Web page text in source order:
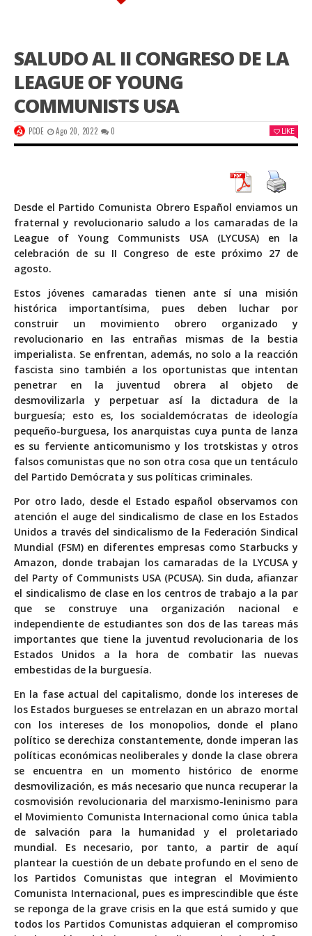
SALUDO AL II CONGRESO DE LA
LEAGUE OF YOUNG
COMMUNISTS USA
PCOE Ago 20, 2022 0 LIKE
Desde el Partido Comunista Obrero Español enviamos un
fraternal y revolucionario saludo a los camaradas de la
League of Young Communists USA (LYCUSA) en la
celebración de su II Congreso de este próximo 27 de
agosto.
Estos jóvenes camaradas tienen ante sí una misión
histórica importantísima, pues deben luchar por
construir un movimiento obrero organizado y
revolucionario en las entrañas mismas de la bestia
imperialista. Se enfrentan, además, no solo a la reacción
fascista sino también a los oportunistas que intentan
penetrar en la juventud obrera al objeto de
desmovilizarla y perpetuar así la dictadura de la
burguesía; esto es, los socialdemócratas de ideología
pequeño-burguesa, los anarquistas cuya punta de lanza
es su ferviente anticomunismo y los trotskistas y otros
falsos comunistas que no son otra cosa que un tentáculo
del Partido Demócrata y sus políticas criminales.
Por otro lado, desde el Estado español observamos con
atención el auge del sindicalismo de clase en los Estados
Unidos a través del sindicalismo de la Federación Sindical
Mundial (FSM) en diferentes empresas como Starbucks y
Amazon, donde trabajan los camaradas de la LYCUSA y
del Party of Communists USA (PCUSA). Sin duda, afianzar
el sindicalismo de clase en los centros de trabajo a la par
que se construye una organización nacional e
independiente de estudiantes son dos de las tareas más
importantes que tiene la juventud revolucionaria de los
Estados Unidos a la hora de combatir las nuevas
embestidas de la burguesía.
En la fase actual del capitalismo, donde los intereses de
los Estados burgueses se entrelazan en un abrazo mortal
con los intereses de los monopolios, donde el plano
político se derechiza constantemente, donde imperan las
políticas económicas neoliberales y donde la clase obrera
se encuentra en un momento histórico de enorme
desmovilización, es más necesario que nunca recuperar la
cosmovisión revolucionaria del marxismo-leninismo para
el Movimiento Comunista Internacional como única tabla
de salvación para la humanidad y el proletariado
mundial. Es necesario, por tanto, a partir de aquí
plantear la cuestión de un debate profundo en el seno de
los Partidos Comunistas que integran el Movimiento
Comunista Internacional, pues es imprescindible que éste
se reponga de la grave crisis en la que está sumido y que
todos los Partidos Comunistas adquieran el compromiso